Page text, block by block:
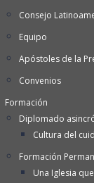
Consejo
Equipo
Apóstoles de la
Convenios
Formación
Diplomado
Cultura del
Formación
Una Iglesia